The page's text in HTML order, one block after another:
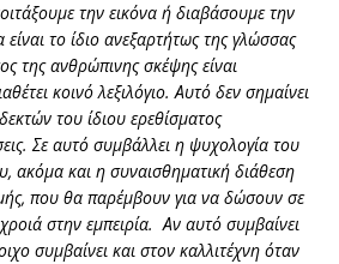
την εικόνα ή διαβάσουμε την
το ίδιο ανεξαρτήτως της γλώσσας
της ανθρώπινης σκέψης είναι
κοινό λεξιλόγιο. Αυτό δεν σημαίνει
του ίδιου ερεθίσματος
Σε αυτό συμβάλλει η ψυχολογία του
ακόμα και η συναισθηματική διάθεση
που θα παρέμβουν για να δώσουν σε
στην εμπειρία. Αν αυτό συμβαίνει
συμβαίνει και στον καλλιτέχνη όταν